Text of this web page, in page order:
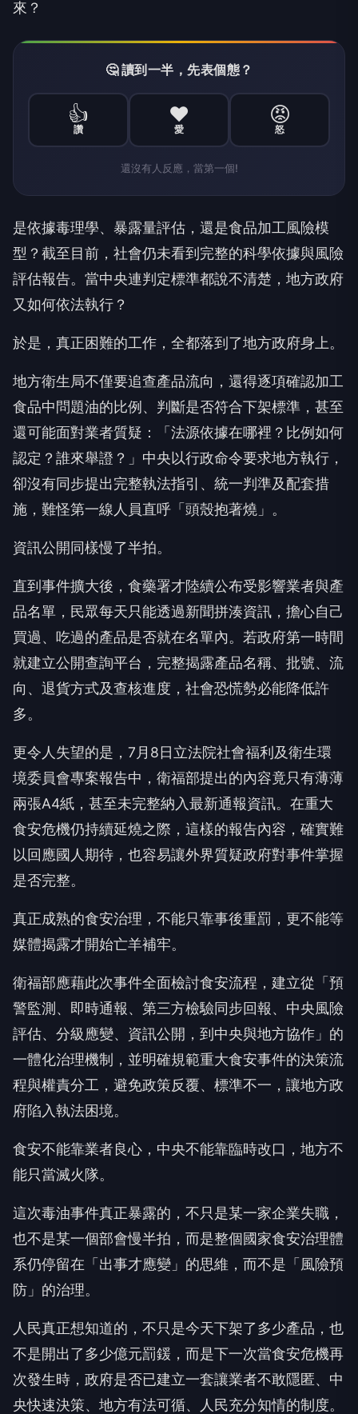
來？
🤔 讀到一半，先表個態？
👍
讚
❤️
愛
😡
怒
還沒有人反應，當第一個!
是依據毒理學、暴露量評估，還是食品加工風險模
型？截至目前，社會仍未看到完整的科學依據與風險
評估報告。當中央連判定標準都說不清楚，地方政府
又如何依法執行？
於是，真正困難的工作，全都落到了地方政府身上。
地方衛生局不僅要追查產品流向，還得逐項確認加工
食品中問題油的比例、判斷是否符合下架標準，甚至
還可能面對業者質疑：「法源依據在哪裡？比例如何
認定？誰來舉證？」中央以行政命令要求地方執行，
卻沒有同步提出完整執法指引、統一判準及配套措
施，難怪第一線人員直呼「頭殼抱著燒」。
資訊公開同樣慢了半拍。
直到事件擴大後，食藥署才陸續公布受影響業者與產
品名單，民眾每天只能透過新聞拼湊資訊，擔心自己
買過、吃過的產品是否就在名單內。若政府第一時間
就建立公開查詢平台，完整揭露產品名稱、批號、流
向、退貨方式及查核進度，社會恐慌勢必能降低許
多。
更令人失望的是，7月8日立法院社會福利及衛生環
境委員會專案報告中，衛福部提出的內容竟只有薄薄
兩張A4紙，甚至未完整納入最新通報資訊。在重大
食安危機仍持續延燒之際，這樣的報告內容，確實難
以回應國人期待，也容易讓外界質疑政府對事件掌握
是否完整。
真正成熟的食安治理，不能只靠事後重罰，更不能等
媒體揭露才開始亡羊補牢。
衛福部應藉此次事件全面檢討食安流程，建立從「預
警監測、即時通報、第三方檢驗同步回報、中央風險
評估、分級應變、資訊公開，到中央與地方協作」的
一體化治理機制，並明確規範重大食安事件的決策流
程與權責分工，避免政策反覆、標準不一，讓地方政
府陷入執法困境。
食安不能靠業者良心，中央不能靠臨時改口，地方不
能只當滅火隊。
這次毒油事件真正暴露的，不只是某一家企業失職，
也不是某一個部會慢半拍，而是整個國家食安治理體
系仍停留在「出事才應變」的思維，而不是「風險預
防」的治理。
人民真正想知道的，不只是今天下架了多少產品，也
不是開出了多少億元罰鍰，而是下一次當食安危機再
次發生時，政府是否已建立一套讓業者不敢隱匿、中
央快速決策、地方有法可循、人民充分知情的制度。